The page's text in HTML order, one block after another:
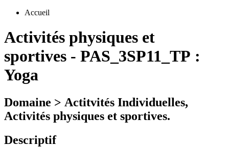
Accueil
Activités physiques et
sportives - PAS_3SP11_TP :
Yoga
Domaine > Actitvités Individuelles,
Activités physiques et sportives.
Descriptif